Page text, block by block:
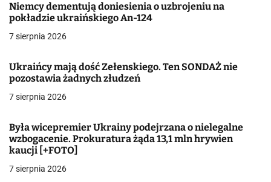
c
j
w
p
i
s
u
Niemcy dementują doniesienia o uzbrojeniu na
pokładzie ukraińskiego An-124
7 sierpnia 2026
Ukraińcy mają dość Zełenskiego. Ten SONDAŻ nie
pozostawia żadnych złudzeń
7 sierpnia 2026
Była wicepremier Ukrainy podejrzana o nielegalne
wzbogacenie. Prokuratura żąda 13,1 mln hrywien
kaucji [+FOTO]
7 sierpnia 2026